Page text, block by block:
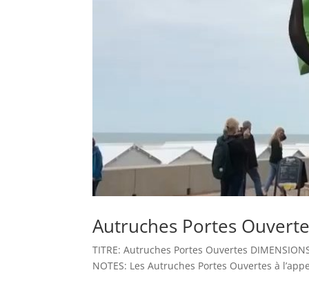
Autruches Portes
TITRE: Autruches Portes Ouvertes
NOTES: Les Autruches Portes Ouvertes à